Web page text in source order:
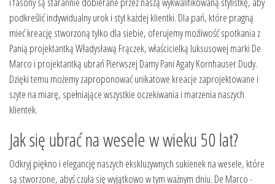
podkreślić indywidualny urok i styl każdej klientki. Dla pań, które pragną
mieć kreację stworzoną tylko dla siebie, oferujemy możliwość spotkania z
Panią projektantką Władysławą Frączek, właścicielką luksusowej marki De
Marco i projektantką ubrań Pierwszej Damy Pani Agaty Kornhauser Dudy.
Dzięki temu możemy zaproponować unikatowe kreacje zaprojektowane i
szyte na miarę, spełniające wszystkie oczekiwania i marzenia naszych
klientek.
Jak się ubrać na wesele w wieku 50 lat?
Odkryj piękno i elegancję naszych ekskluzywnych sukienek na wesele, które
są stworzone, abyś czuła się wyjątkowo w tym ważnym dniu. De Marco -